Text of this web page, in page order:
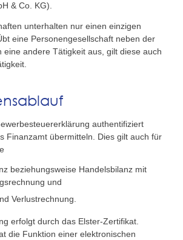
& Co. KG).
unterhalten nur einen einzigen
eine Personengesellschaft neben der
eine andere Tätigkeit aus, gilt diese auch
authentifiziert
Finanzamt übermitteln. Dies gilt auch für
beziehungsweise Handelsbilanz mit
und
Verlustrechnung.
erfolgt durch das Elster-Zertifikat.
die Funktion einer elektronischen